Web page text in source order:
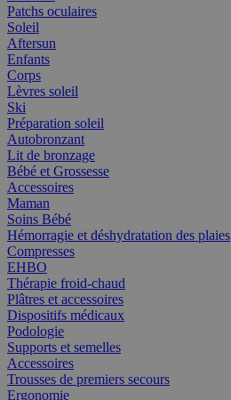
Patchs oculaires
Soleil
Aftersun
Enfants
Corps
Lèvres soleil
Ski
Préparation soleil
Autobronzant
Lit de bronzage
Bébé et Grossesse
Accessoires
Maman
Soins Bébé
Hémorragie et déshydratation des plaies
Compresses
EHBO
Thérapie froid-chaud
Plâtres et accessoires
Dispositifs médicaux
Podologie
Supports et semelles
Accessoires
Trousses de premiers secours
Ergonomie